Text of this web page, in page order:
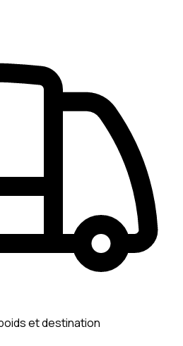
et destination